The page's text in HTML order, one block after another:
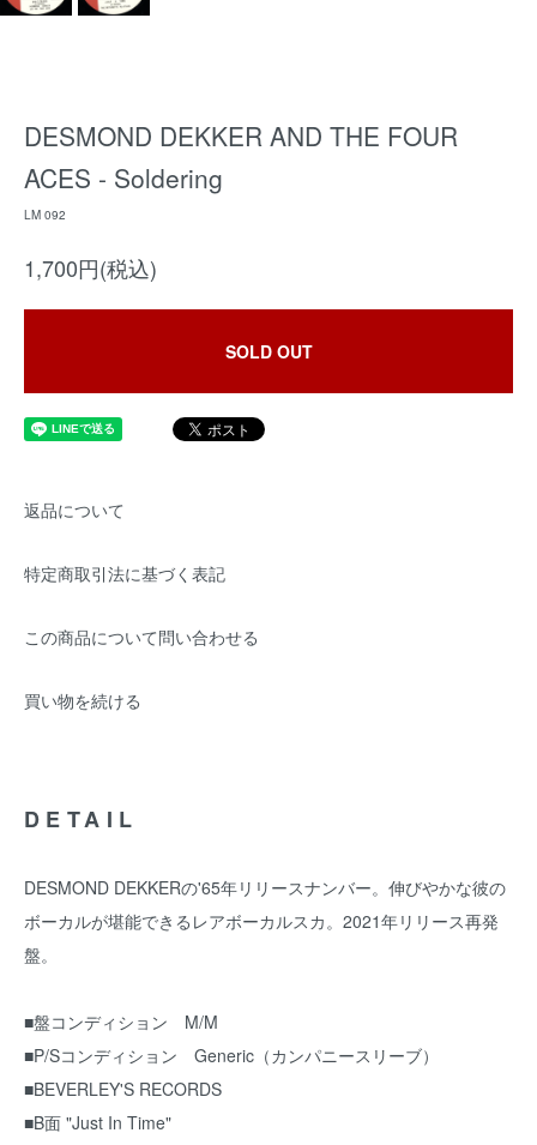
DESMOND DEKKER AND THE FOUR
ACES - Soldering
LM 092
1,700円(税込)
SOLD OUT
返品について
特定商取引法に基づく表記
この商品について問い合わせる
買い物を続ける
DETAIL
DESMOND DEKKERの'65年リリースナンバー。伸びやかな彼の
ボーカルが堪能できるレアボーカルスカ。2021年リリース再発
盤。
■盤コンディション M/M
■P/Sコンディション Generic（カンパニースリーブ）
■BEVERLEY'S RECORDS
■B面 "Just In Time"